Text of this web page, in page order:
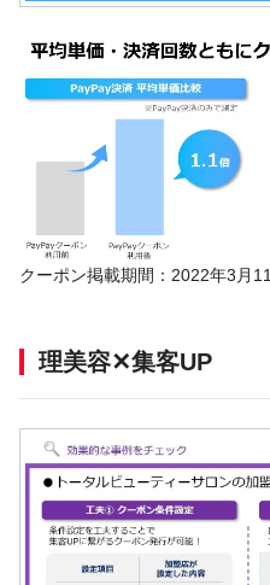
クーポン掲載期間：2022年3月
理美容✕集客UP